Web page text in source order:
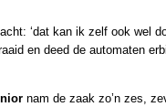
‘dat kan ik zelf ook wel
en deed de automaten
nam de zaak zo’n zes,